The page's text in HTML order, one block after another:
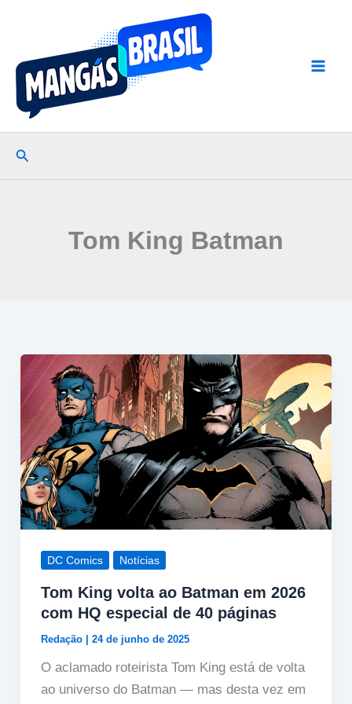
conteúdo
Pesquisar
Tom King Batman
DC Comics Notícias
Tom King volta ao Batman em 2026
com HQ especial de 40 páginas
Redação | 24 de junho de 2025
O aclamado roteirista Tom King está de volta
ao universo do Batman — mas desta vez em